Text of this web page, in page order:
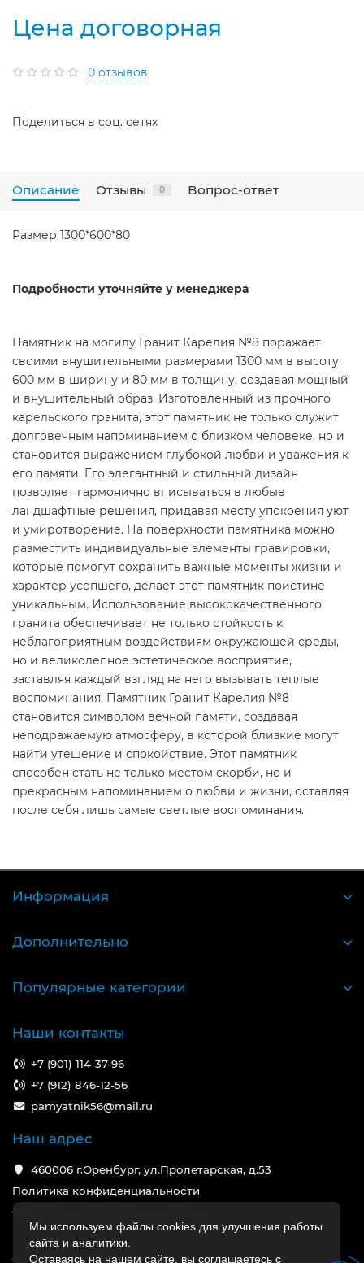
Цена договорная
0 отзывов
Поделиться в соц. сетях
Описание Отзывы 0 Вопрос-ответ
Размер 1300*600*80
Подробности уточняйте у менеджера
Памятник на могилу Гранит Карелия №8 поражает
своими внушительными размерами 1300 мм в высоту,
600 мм в ширину и 80 мм в толщину, создавая мощный
и внушительный образ. Изготовленный из прочного
карельского гранита, этот памятник не только служит
долговечным напоминанием о близком человеке, но и
становится выражением глубокой любви и уважения к
его памяти. Его элегантный и стильный дизайн
позволяет гармонично вписываться в любые
ландшафтные решения, придавая месту упокоения уют
и умиротворение. На поверхности памятника можно
разместить индивидуальные элементы гравировки,
которые помогут сохранить важные моменты жизни и
характер усопшего, делает этот памятник поистине
уникальным. Использование высококачественного
гранита обеспечивает не только стойкость к
неблагоприятным воздействиям окружающей среды,
но и великолепное эстетическое восприятие,
заставляя каждый взгляд на него вызывать теплые
воспоминания. Памятник Гранит Карелия №8
становится символом вечной памяти, создавая
неподражаемую атмосферу, в которой близкие могут
найти утешение и спокойствие. Этот памятник
способен стать не только местом скорби, но и
прекрасным напоминанием о любви и жизни, оставляя
после себя лишь самые светлые воспоминания.
Информация
Дополнительно
Популярные категории
Наши контакты
+7 (901) 114-37-96
+7 (912) 846-12-56
pamyatnik56@mail.ru
Наш адрес
460006 г.Оренбург, ул.Пролетарская, д.53
Политика конфиденциальности
Обработка персональных данных
© 2026
Мы используем файлы cookies для улучшения работы
сайта и аналитики.
Оставаясь на нашем сайте, вы соглашаетесь с